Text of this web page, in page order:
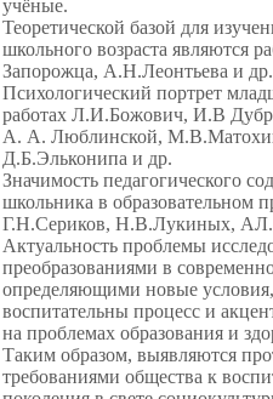
учёные.
Теоретической базой для
школьного возраста являются
Запорожца, А.Н.Леонтьева и др.
Психологический портрет
работах Л.И.Божович, И.В
А. А. Люблинской,
Д.Б.Эльконипа и др.
Значимость педагогического
школьника в образовательном
Г.Н.Сериков, Н.В.Лукиных,
Актуальность проблемы
преобразованиями в
определяющими новые
воспитательны процесс и
на проблемах образования и
Таким образом, выявляются
требованиями общества к